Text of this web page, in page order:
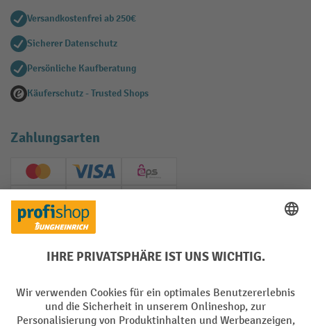
Versandkostenfrei ab 250€
Sicherer Datenschutz
Persönliche Kaufberatung
Käuferschutz - Trusted Shops
Zahlungsarten
Creditcard (Master)Creditcard (Visa)
EPS
PayPal
Soziale Netzwerke